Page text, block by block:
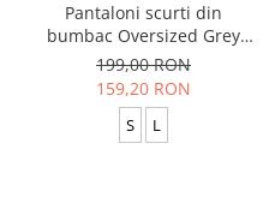
Pantaloni scurti din
bumbac Oversized Grey
Anthracite
199,00 RON
159,20 RON
S L